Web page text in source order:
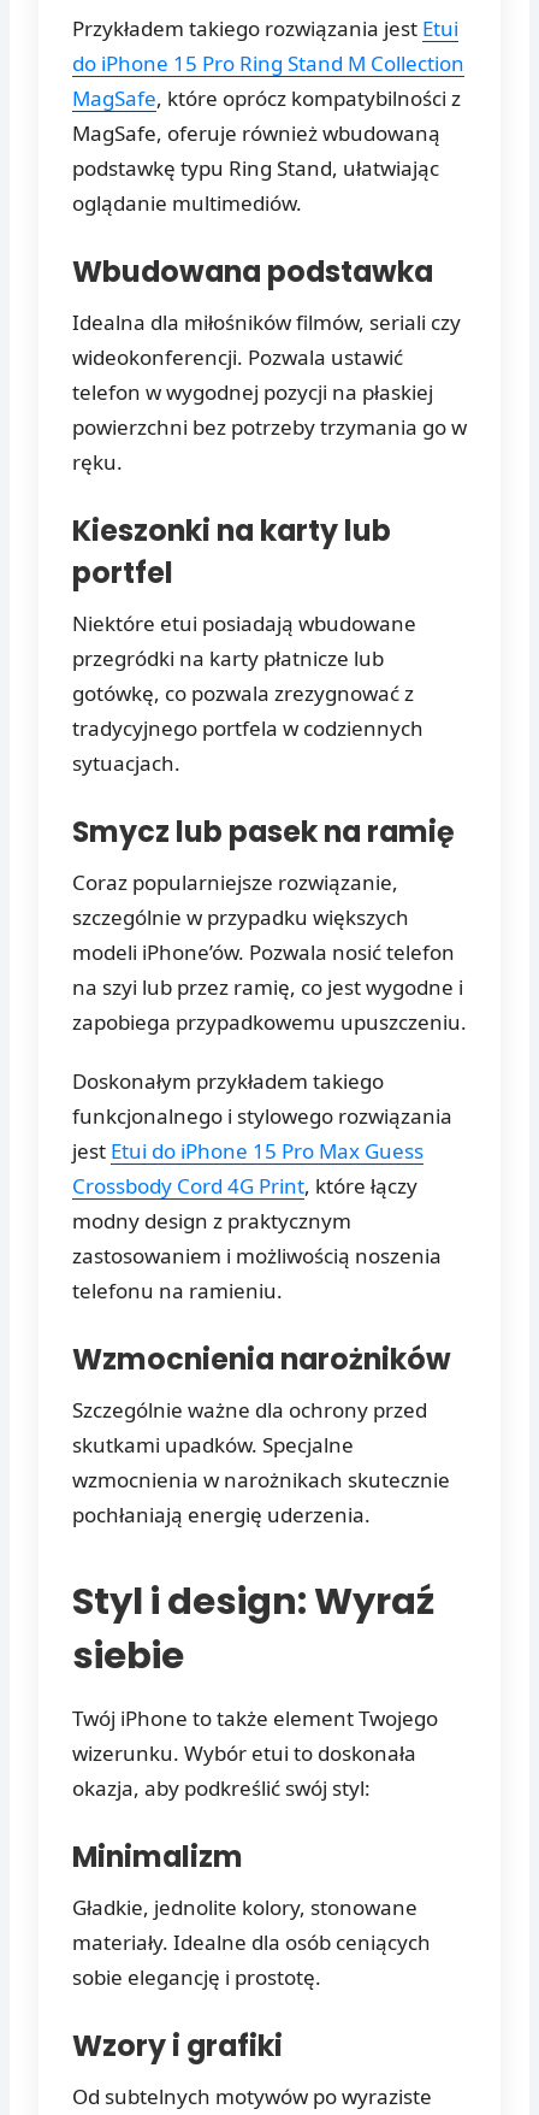
Przykładem takiego rozwiązania jest Etui
do iPhone 15 Pro Ring Stand M Collection
MagSafe, które oprócz kompatybilności z
MagSafe, oferuje również wbudowaną
podstawkę typu Ring Stand, ułatwiając
oglądanie multimediów.
Wbudowana podstawka
Idealna dla miłośników filmów, seriali czy
wideokonferencji. Pozwala ustawić
telefon w wygodnej pozycji na płaskiej
powierzchni bez potrzeby trzymania go w
ręku.
Kieszonki na karty lub
portfel
Niektóre etui posiadają wbudowane
przegródki na karty płatnicze lub
gotówkę, co pozwala zrezygnować z
tradycyjnego portfela w codziennych
sytuacjach.
Smycz lub pasek na ramię
Coraz popularniejsze rozwiązanie,
szczególnie w przypadku większych
modeli iPhone’ów. Pozwala nosić telefon
na szyi lub przez ramię, co jest wygodne i
zapobiega przypadkowemu upuszczeniu.
Doskonałym przykładem takiego
funkcjonalnego i stylowego rozwiązania
jest Etui do iPhone 15 Pro Max Guess
Crossbody Cord 4G Print, które łączy
modny design z praktycznym
zastosowaniem i możliwością noszenia
telefonu na ramieniu.
Wzmocnienia narożników
Szczególnie ważne dla ochrony przed
skutkami upadków. Specjalne
wzmocnienia w narożnikach skutecznie
pochłaniają energię uderzenia.
Styl i design: Wyraź
siebie
Twój iPhone to także element Twojego
wizerunku. Wybór etui to doskonała
okazja, aby podkreślić swój styl:
Minimalizm
Gładkie, jednolite kolory, stonowane
materiały. Idealne dla osób ceniących
sobie elegancję i prostotę.
Wzory i grafiki
Od subtelnych motywów po wyraziste